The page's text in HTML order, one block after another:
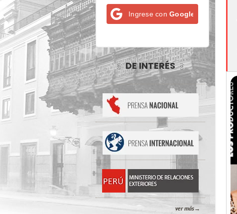
Ingrese con Google
DE INTERÉS
ver más